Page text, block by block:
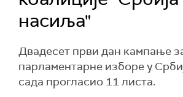
насиља"
Двадесет први дан кампање
парламентарне изборе у
сада прогласио 11 листа.